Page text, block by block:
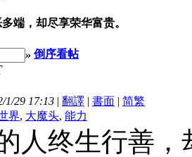
端，却尽享荣华富贵。
» 倒序看帖
1/29 17:13 | 翻譯 | 書面 | 简繁
界, 大魔头, 能力
人终生行善，